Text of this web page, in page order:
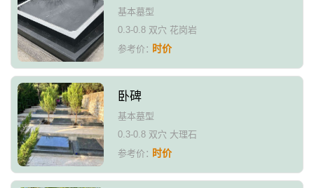
基本墓型
0.3-0.8 双穴 花岗岩
参考价：时价
卧碑
基本墓型
0.3-0.8 双穴 大理石
参考价：时价